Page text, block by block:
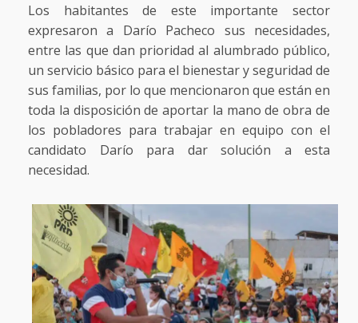
Los habitantes de este importante sector
expresaron a Darío Pacheco sus necesidades,
entre las que dan prioridad al alumbrado público,
un servicio básico para el bienestar y seguridad de
sus familias, por lo que mencionaron que están en
toda la disposición de aportar la mano de obra de
los pobladores para trabajar en equipo con el
candidato Darío para dar solución a esta
necesidad.